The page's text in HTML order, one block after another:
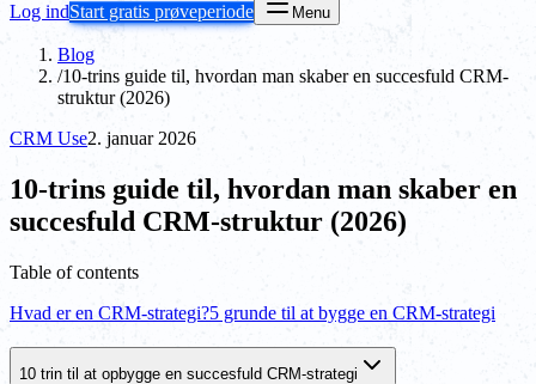
Log indStart gratis prøveperiode Menu
Blog
/10-trins guide til, hvordan man skaber en succesfuld CRM-
struktur (2026)
CRM Use2. januar 2026
10-trins guide til, hvordan man skaber en
succesfuld CRM-struktur (2026)
Table of contents
Hvad er en CRM-strategi?5 grunde til at bygge en CRM-strategi
10 trin til at opbygge en succesfuld CRM-strategi